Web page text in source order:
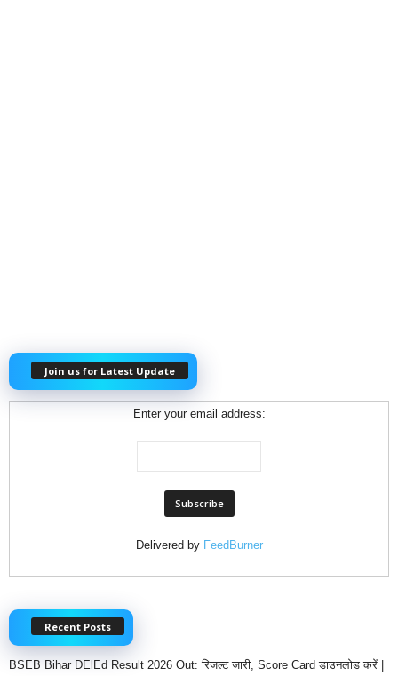
Join us for Latest Update
Enter your email address:
Delivered by FeedBurner
Recent Posts
BSEB Bihar DElEd Result 2026 Out: रिजल्ट जारी, Score Card डाउनलोड करें |